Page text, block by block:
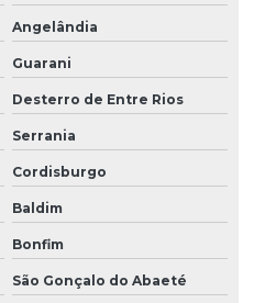
Angelândia
Guarani
Desterro de Entre Rios
Serrania
Cordisburgo
Baldim
Bonfim
São Gonçalo do Abaeté